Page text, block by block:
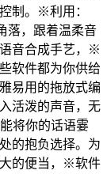
制。※利用：
落，跟着温柔音
音合成手艺，※
软件都为你供给
易用的拖放式编
活泼的声音，无
将你的话语霎
的抱负选择。为
的便当，※软件